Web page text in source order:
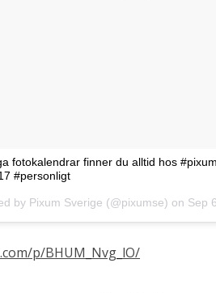
fotokalendrar finner du alltid hos
#personligt
by Pixum Sverige (@pixumse) on Sep
p/BHUM_Nvg_lO/